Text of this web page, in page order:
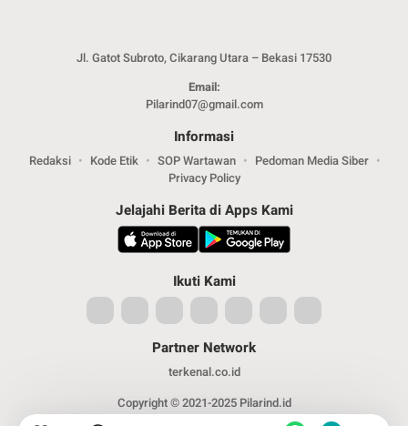
Jl. Gatot Subroto, Cikarang Utara – Bekasi 17530
Email:
Pilarind07@gmail.com
Informasi
Redaksi Kode Etik SOP Wartawan
Pedoman Media Siber
Privacy Policy
Jelajahi Berita di Apps Kami
Ikuti Kami
Partner Network
terkenal.co.id
Copyright © 2021-2025 Pilarind.id